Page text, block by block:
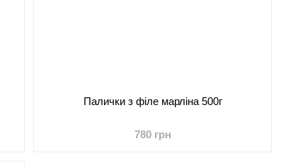
Палички з філе марліна 500г
780 грн